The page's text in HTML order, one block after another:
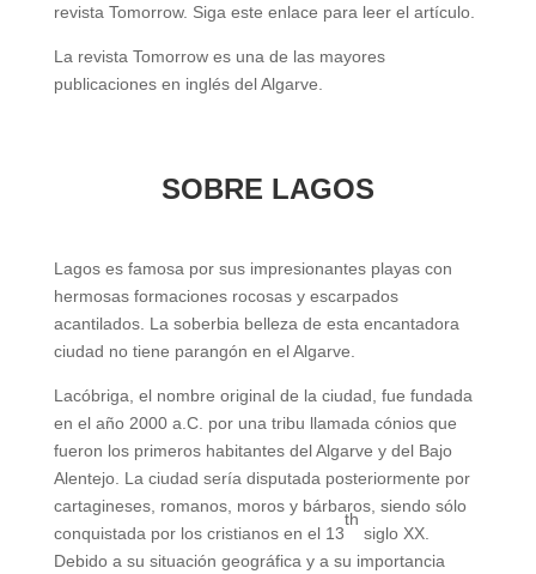
revista Tomorrow. Siga este enlace para leer el artículo.
La revista Tomorrow es una de las mayores
publicaciones en inglés del Algarve.
SOBRE LAGOS
Lagos es famosa por sus impresionantes playas con
hermosas formaciones rocosas y escarpados
acantilados. La soberbia belleza de esta encantadora
ciudad no tiene parangón en el Algarve.
Lacóbriga, el nombre original de la ciudad, fue fundada
en el año 2000 a.C. por una tribu llamada cónios que
fueron los primeros habitantes del Algarve y del Bajo
Alentejo. La ciudad sería disputada posteriormente por
cartagineses, romanos, moros y bárbaros, siendo sólo
conquistada por los cristianos en el 13
th
siglo XX.
Debido a su situación geográfica y a su importancia